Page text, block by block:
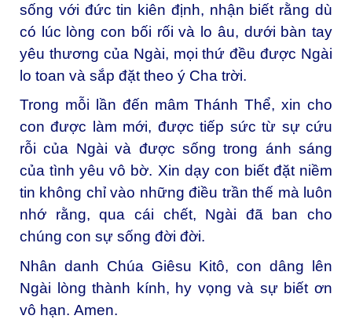
sống với đức tin kiên định, nhận biết rằng dù
có lúc lòng con bối rối và lo âu, dưới bàn tay
yêu thương của Ngài, mọi thứ đều được Ngài
lo toan và sắp đặt theo ý Cha trời.
Trong mỗi lần đến mâm Thánh Thể, xin cho
con được làm mới, được tiếp sức từ sự cứu
rỗi của Ngài và được sống trong ánh sáng
của tình yêu vô bờ. Xin dạy con biết đặt niềm
tin không chỉ vào những điều trần thế mà luôn
nhớ rằng, qua cái chết, Ngài đã ban cho
chúng con sự sống đời đời.
Nhân danh Chúa Giêsu Kitô, con dâng lên
Ngài lòng thành kính, hy vọng và sự biết ơn
vô hạn. Amen.